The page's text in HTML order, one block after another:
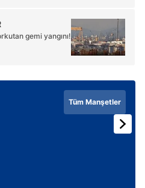
gemi yangını!
Tüm Manşetler